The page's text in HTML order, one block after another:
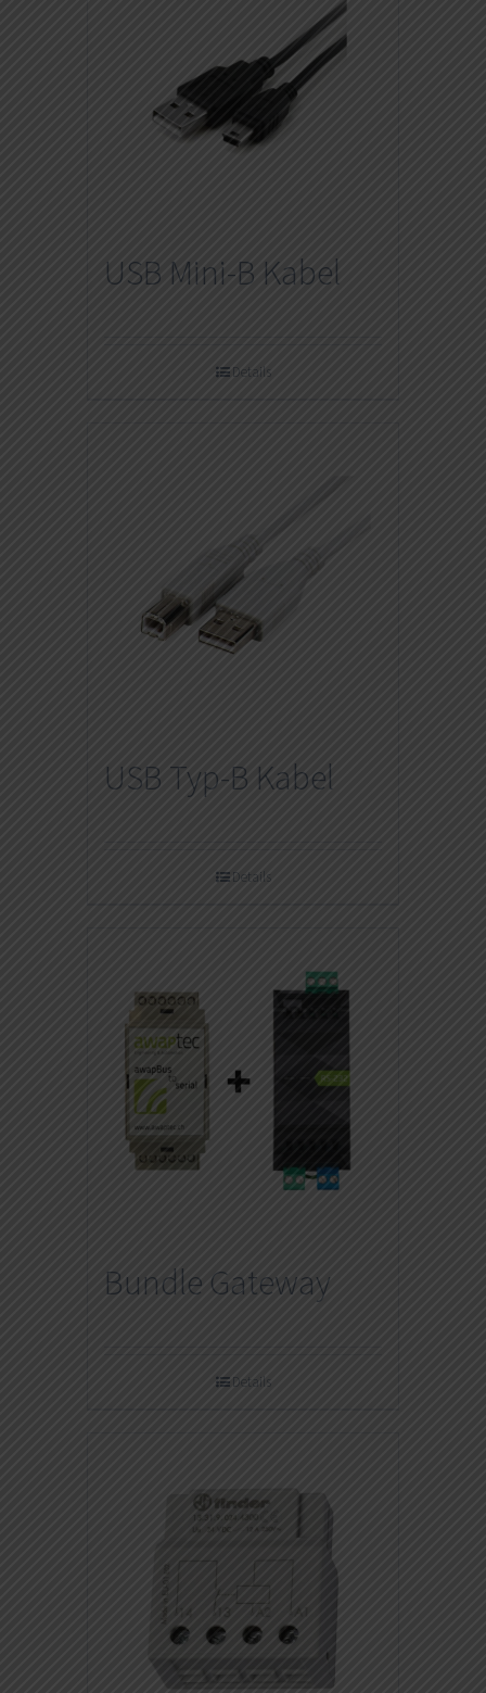
USB Mini-B Kabel
Details
USB Typ-B Kabel
Details
Bundle Gateway
Details